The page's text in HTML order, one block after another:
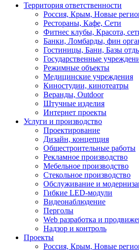
Территория ответственности
Россия, Крым, Новые
Рестораны, Кафе, Сети
Фитнес клубы, Красота,
Банки, Ломбарды, фин
Гостиницы, Бани, Базы
Государственные
Режимные объекты
Медицинские учреждения
Киностудии, кинотеатры
Веранды, Outdoor
Штучные изделия
Интернет проекты
Услуги и производство
Проектирование
Дизайн, концепция
Общестроительные работы
Рекламное производство
Мебельное производство
Стекольное производство
Обслуживание и
Гибкие LED-модули
Видеонаблюдение
Перголы
Web разработка и
Надзор и контроль
Проекты
Россия, Крым, Новые